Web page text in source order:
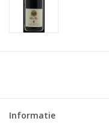
Informatie